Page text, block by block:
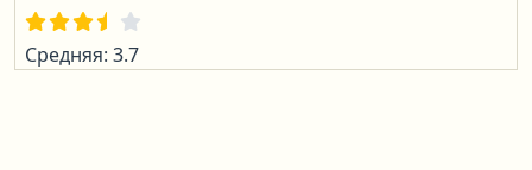
Средняя: 3.7